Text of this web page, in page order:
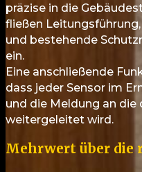
präzise in die
fließen
und bestehende
ein.
Eine anschließende
dass jeder Sensor im
und die Meldung an
weitergeleitet wird.
Mehrwert über die